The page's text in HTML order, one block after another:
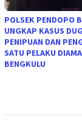
POLSEK PENDOPO
UNGKAP KASUS
PENIPUAN DAN
SATU PELAKU
BENGKULU